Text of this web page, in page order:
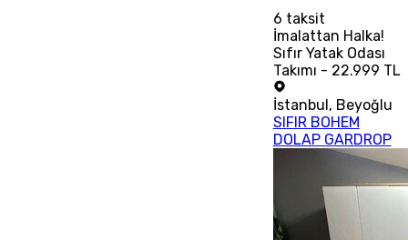
6 taksit
İmalattan Halka!
Sıfır Yatak Odası
Takımı - 22.999 TL
İstanbul , Beyoğlu
SIFIR BOHEM
DOLAP GARDROP